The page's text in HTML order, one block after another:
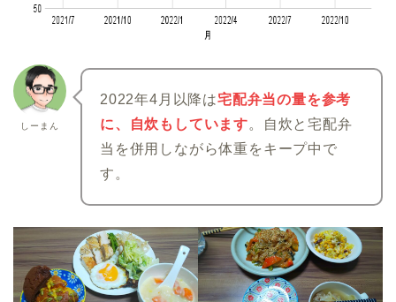
しーまん
2022年4月以降は宅配弁当の量を参考
に、自炊もしています。自炊と宅配弁
当を併用しながら体重をキープ中で
す。